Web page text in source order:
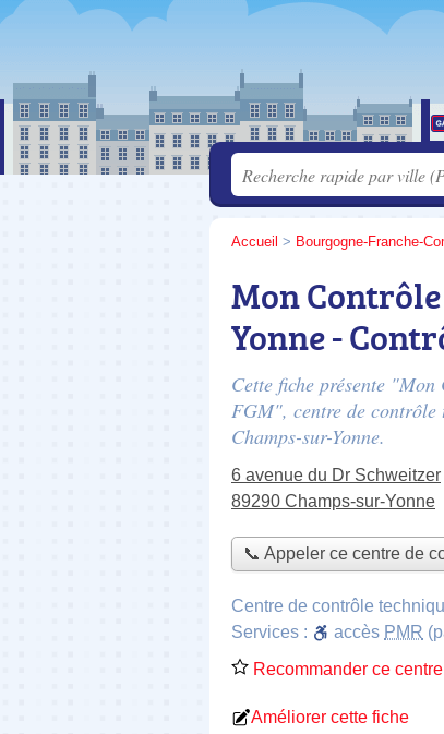
Accueil > Bourgogne-Franche-
Mon
Yonne -
Cette fiche présente
FGM", centre de contrôle
Champs-sur-Yonne.
6 avenue du Dr Schweitzer
89290 Champs-sur-Yonne
📞 Appeler ce centre de
Centre de contrôle
Services :
accès PMR
Recommander ce centre
Améliorer cette fiche